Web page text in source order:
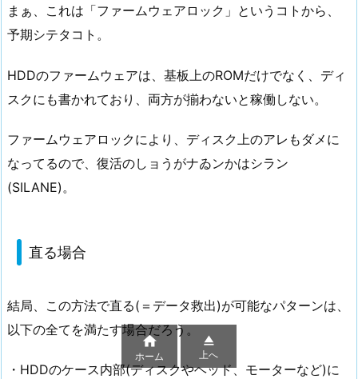
まぁ、これは「ファームウェアロック」というコトから、
予期シテタコト。
HDDのファームウェアは、基板上のROMだけでなく、ディ
スクにも書かれており、両方が揃わないと稼働しない。
ファームウェアロックにより、ディスク上のアレもダメに
なってるので、復活のしョうがナゐンかはシラン
(SILANE)。
直る場合
結局、この方法で直る(＝データ救出)が可能なパターンは、
以下の全てを満たす場合だろう。
・HDDのケース内部(ディスクやヘッド、モーターなど)に

ホーム

上へ